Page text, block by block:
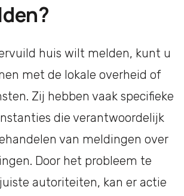
huis wilt melden, kunt u
met de lokale overheid of
Zij hebben vaak specifieke
die verantwoordelijk
van meldingen over
Door het probleem te
autoriteiten, kan er actie